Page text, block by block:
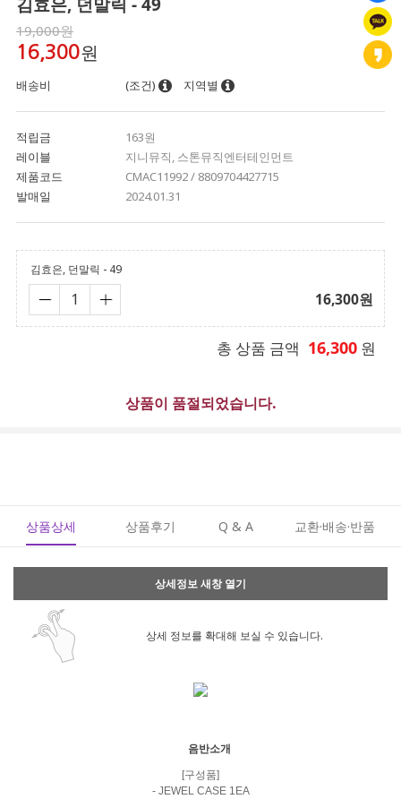
19,000원
16,300원
배송비 (조건) 지역별
적립금
163원
레이블
지니뮤직, 스톤뮤직엔터테인먼트
제품코드
CMAC11992 / 8809704427715
발매일
2024.01.31
김효은, 던말릭 - 49
16,300원
총 상품 금액 16,300 원
상품이 품절되었습니다.
상품상세 상품후기 Q & A 교환·배송·반품
상세정보 새창 열기
상세 정보를 확대해 보실 수 있습니다.
음반소개
[구성품]
- JEWEL CASE 1EA